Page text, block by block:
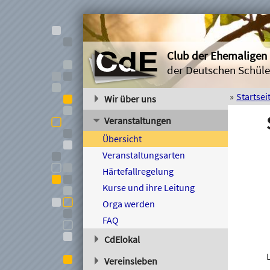
Club der Ehemaligen
der Deutschen
Wir über uns
Der Verein
Mitglied werden
Satzung
Spenden
Kontakt
Impressum
Befreundete Vereine
Veranstaltungen
Übersicht
Veranstaltungsarten
Härtefallregelung
Kurse und ihre Leitung
Orga werden
FAQ
CdElokal
Gruppen
Vereinsleben